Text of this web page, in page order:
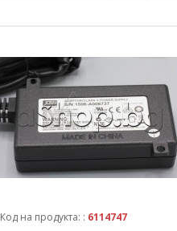
Код на продукта: : 6114747